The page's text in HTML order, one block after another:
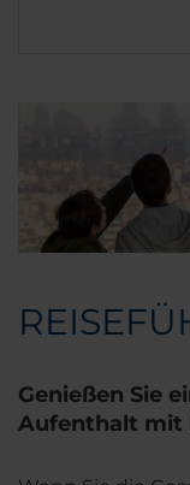
Genießen Sie
Aufenthalt mit